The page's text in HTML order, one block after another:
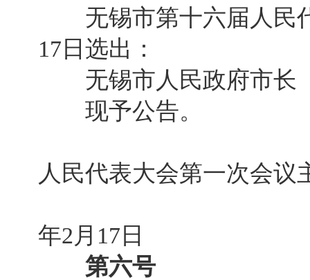
无锡市第十六届人民代
17日选出：
无锡市人民政府市
现予公告。
人民代表大会第一次会议
年2月17日
第六号